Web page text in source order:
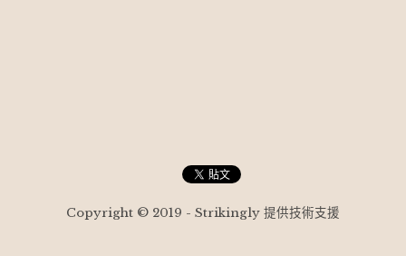
Copyright © 2019 - Strikingly 提供技術支援